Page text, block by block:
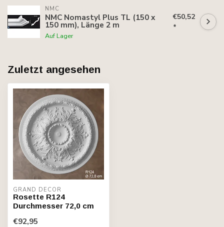
NMC
NMC Nomastyl Plus TL (150 x
150 mm), Länge 2 m
Auf Lager
€50,52
*
Zuletzt angesehen
GRAND DECOR
Rosette R124
Durchmesser 72,0 cm
€92,95